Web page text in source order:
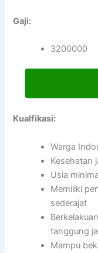
Gaji:
3200000
Kualfikasi:
Warga
Kesehatan
Usia
Memiliki
sederajat
tanggung
Mampu